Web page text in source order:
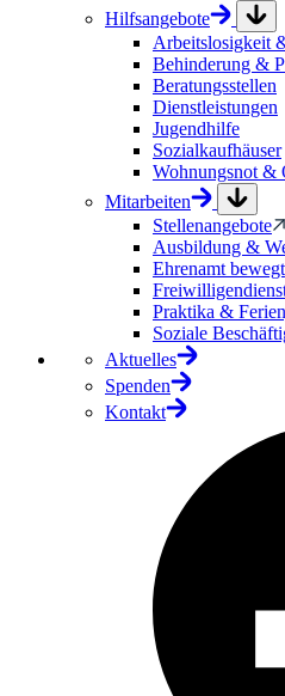
Hilfsangebote
Arbeitslosigkeit
Behinderung &
Beratungsstellen
Dienstleistungen
Jugendhilfe
Sozialkaufhäuser
Wohnungsnot &
Mitarbeiten
Stellenangebote
Ausbildung &
Ehrenamt bewegt
Praktika &
Soziale
Aktuelles
Spenden
Kontakt